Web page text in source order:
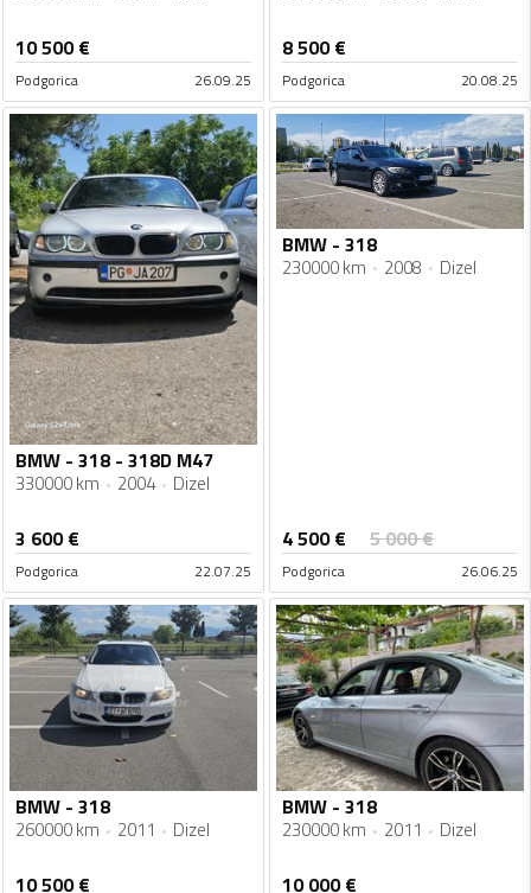
10 500€
Podgorica 26.09.25
8 500€
Podgorica 20.08.25
BMW - 318 - 318D M47
330000 km 2004 Dizel
3 600€
Podgorica 22.07.25
BMW - 318
230000 km 2008 Dizel
4 500€ 5 000€
Podgorica 26.06.25
BMW - 318
260000 km 2011 Dizel
10 500€
BMW - 318
230000 km 2011 Dizel
10 000€